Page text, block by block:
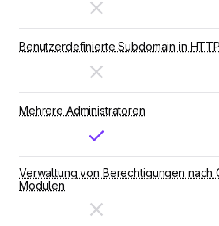
Benutzerdefinierte Subdomain in
Mehrere Administratoren
Verwaltung von Berechtigungen nach
Modulen